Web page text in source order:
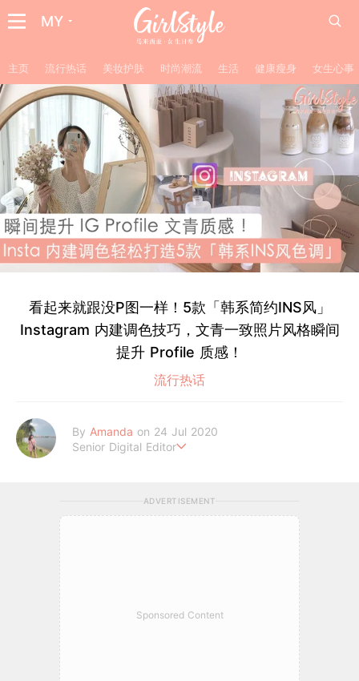
MY
主页 流行热话 美妆护肤 时尚潮流 生活 健康瘦身 女生心事
看起来就跟没P图一样！5款「韩系简约INS风」
Instagram 内建调色技巧，文青一致照片风格瞬间
提升 Profile 质感！
流行热话
By Amanda on 24 Jul 2020
Senior Digital Editor
皆收获热烈反响。她通过 GirlStyle MY ，让读者们不管何时何地
都能掌握最新的资讯，让女性成为更好更潮的自己！
ADVERTISEMENT
Sponsored Content